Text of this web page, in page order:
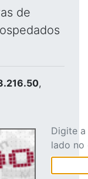
de
,
Digite
lado no